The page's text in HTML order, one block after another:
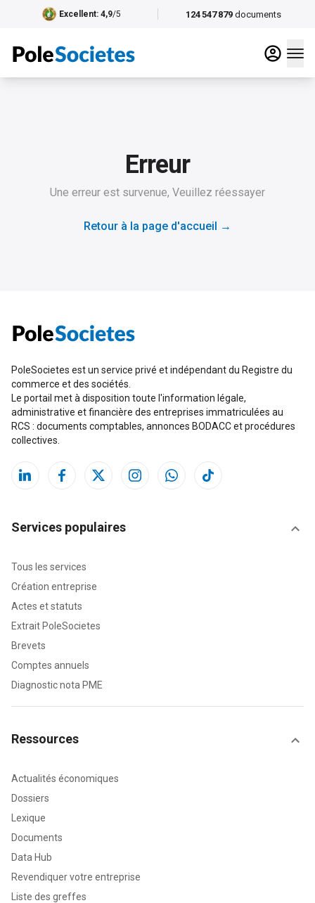
124 547 879 documents
Excellent: 4,9/5
Erreur
Une erreur est survenue, Veuillez réessayer
Retour à la page d'accueil →
PoleSocietes est un service privé et indépendant du Registre du
commerce et des sociétés.
Le portail met à disposition toute l'information légale,
administrative et financière des entreprises immatriculées au
RCS : documents comptables, annonces BODACC et procédures
collectives.
Services populaires
Tous les services
Création entreprise
Actes et statuts
Extrait PoleSocietes
Brevets
Comptes annuels
Diagnostic nota PME
Ressources
Actualités économiques
Dossiers
Lexique
Documents
Data Hub
Revendiquer votre entreprise
Liste des greffes